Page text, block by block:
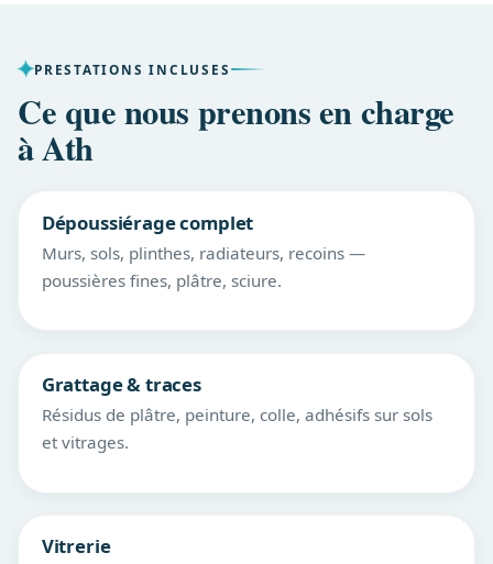
PRESTATIONS INCLUSES
Ce que nous prenons en charge
à Ath
Dépoussiérage complet
Murs, sols, plinthes, radiateurs, recoins —
poussières fines, plâtre, sciure.
Grattage & traces
Résidus de plâtre, peinture, colle, adhésifs sur sols
et vitrages.
Vitrerie